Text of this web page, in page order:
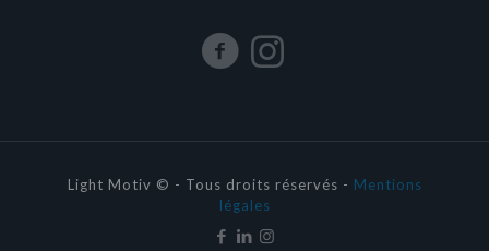
Light Motiv © - Tous droits réservés - Mentions
légales